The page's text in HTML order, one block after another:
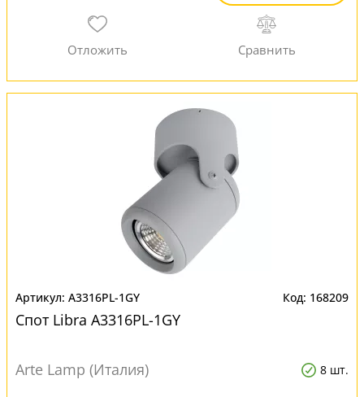
A3316PL-1GY 168209
Спот Libra A3316PL-1GY
Arte Lamp (Италия) 8 шт.